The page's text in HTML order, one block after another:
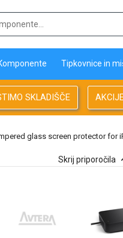
Tipkovnice in
SKLADIŠČE
glass screen protector for
Skrij priporočila